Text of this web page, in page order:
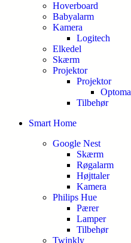
Hoverboard
Babyalarm
Kamera
Logitech
Elkedel
Skærm
Projektor
Projektor
Optoma
Tilbehør
Smart Home
Google Nest
Skærm
Røgalarm
Højttaler
Kamera
Philips Hue
Pærer
Lamper
Tilbehør
Twinkly